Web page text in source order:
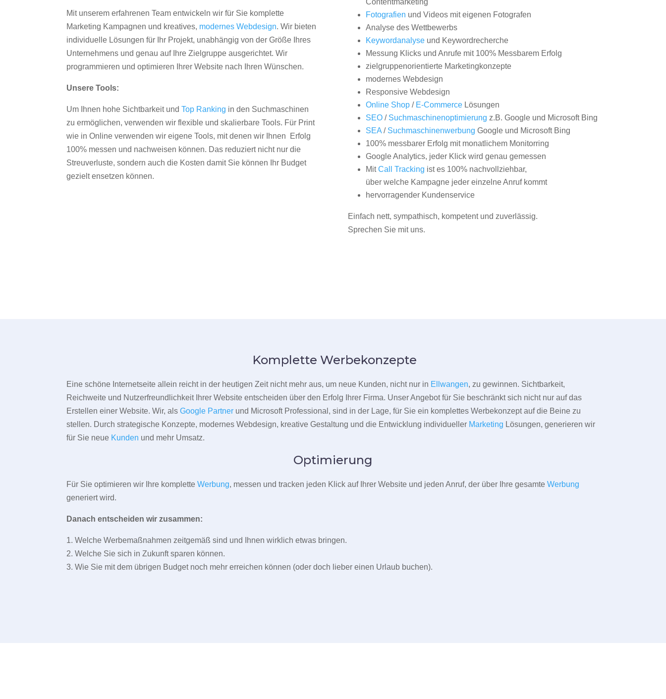
Mit unserem erfahrenen Team entwickeln wir für Sie komplette
Marketing Kampagnen und kreatives, modernes Webdesign. Wir bieten
individuelle Lösungen für Ihr Projekt, unabhängig von der Größe Ihres
Unternehmens und genau auf Ihre Zielgruppe ausgerichtet. Wir
programmieren und optimieren Ihrer Website nach Ihren Wünschen.
Unsere Tools:
Um Ihnen hohe Sichtbarkeit undTop Ranking in den Suchmaschinen
zu ermöglichen, verwenden wir flexible und skalierbare Tools. Für Print
wie in Online verwenden wir eigene Tools, mit denen wir Ihnen Erfolg
100% messen und nachweisen können. Das reduziert nicht nur die
Streuverluste, sondern auch die Kosten damit Sie können Ihr Budget
gezielt ensetzen können.
Contentmarketing
Fotografien und Videos mit eigenen Fotografen
Analyse des Wettbewerbs
Keywordanalyseund Keywordrecherche
Messung Klicks und Anrufe mit 100% Messbarem Erfolg
zielgruppenorientierte Marketingkonzepte
modernes Webdesign
Responsive Webdesign
Online Shop/ E-CommerceLösungen
SEO/ Suchmaschinenoptimierung z.B. Google und Microsoft Bing
SEA/ Suchmaschinenwerbung Google und Microsoft Bing
100% messbarer Erfolg mit monatlichem Monitorring
Google Analytics, jeder Klick wird genau gemessen
MitCall Tracking ist es 100% nachvollziehbar,
über welche Kampagne jeder einzelne Anruf kommt
hervorragender Kundenservice
Einfach nett, sympathisch, kompetent und zuverlässig.
Sprechen Sie mit uns.
Komplette Werbekonzepte
Eine schöne Internetseite allein reicht in der heutigen Zeit nicht mehr aus, um neue Kunden, nicht nur in Ellwangen, zu gewinnen. Sichtbarkeit,
Reichweite und Nutzerfreundlichkeit Ihrer Website entscheiden über den Erfolg Ihrer Firma. Unser Angebot für Sie beschränkt sich nicht nur auf das
Erstellen einer Website. Wir, alsGoogle Partner und Microsoft Professional, sind in der Lage, für Sie ein komplettes Werbekonzept auf die Beine zu
stellen. Durch strategische Konzepte, modernes Webdesign, kreative Gestaltung und die Entwicklung individueller Marketing Lösungen, generieren wir
für Sie neue Kunden und mehr Umsatz.
Optimierung
Für Sie optimieren wir Ihre kompletteWerbung, messen und tracken jeden Klick auf Ihrer Website und jeden Anruf, der über Ihre gesamteWerbung
generiert wird.
Danach entscheiden wir zusammen:
1. Welche Werbemaßnahmen zeitgemäß sind und Ihnen wirklich etwas bringen.
2. Welche Sie sich in Zukunft sparen können.
3. Wie Sie mit dem übrigen Budget noch mehr erreichen können (oder doch lieber einen Urlaub buchen).